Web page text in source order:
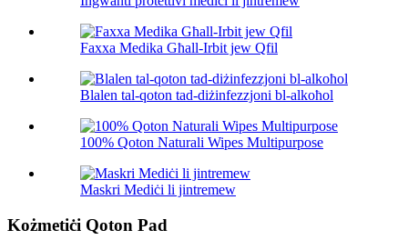
Faxxa Medika Għall-Irbit jew Qfil
Blalen tal-qoton tad-diżinfezzjoni bl-alkoħol
100% Qoton Naturali Wipes Multipurpose
Maskri Mediċi li jintremew
Kożmetiċi Qoton Pad